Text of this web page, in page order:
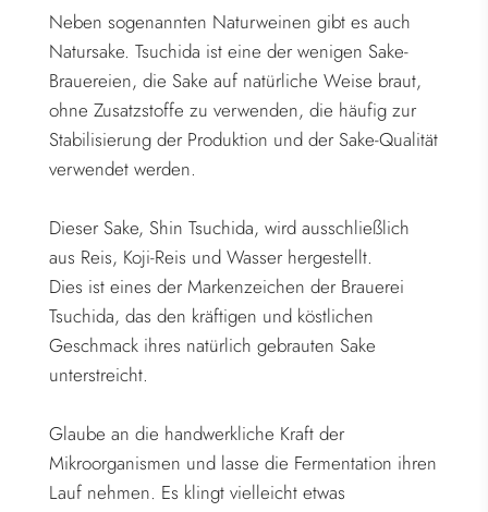
Neben sogenannten Naturweinen gibt es auch
Natursake. Tsuchida ist eine der wenigen Sake-
Brauereien, die Sake auf natürliche Weise braut,
ohne Zusatzstoffe zu verwenden, die häufig zur
Stabilisierung der Produktion und der Sake-Qualität
verwendet werden.
Dieser Sake, Shin Tsuchida, wird ausschließlich
aus Reis, Koji-Reis und Wasser hergestellt.
Dies ist eines der Markenzeichen der Brauerei
Tsuchida, das den kräftigen und köstlichen
Geschmack ihres natürlich gebrauten Sake
unterstreicht.
Glaube an die handwerkliche Kraft der
Mikroorganismen und lasse die Fermentation ihren
Lauf nehmen. Es klingt vielleicht etwas